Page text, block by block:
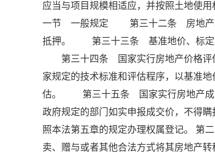
应当与项目规模相适应，并按照土地使
一节 一般规定 第三十二条 房地产转
抵押。 第三十三条 基准地价、标定地
第三十四条 国家实行房地产价格评
家规定的技术标准和评估程序，以基准
估。 第三十五条 国家实行房地产成
政府规定的部门如实申报成交价，不
照本法第五章的规定办理权属登记。
卖、赠与或者其他合法方式将其房地